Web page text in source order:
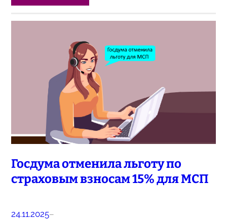
Госдума отменила льготу по
страховым взносам 15% для МСП
24.11.2025–